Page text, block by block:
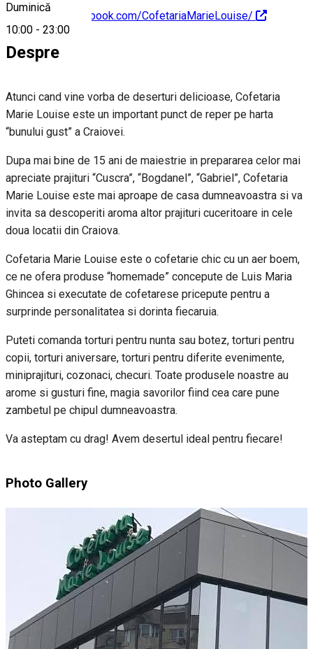
Duminică
10:00 - 23:00
https://www.facebook.com/CofetariaMarieLouise/
Despre
Atunci cand vine vorba de deserturi delicioase, Cofetaria
Marie Louise este un important punct de reper pe harta
“bunului gust” a Craiovei.
Dupa mai bine de 15 ani de maiestrie in prepararea celor mai
apreciate prajituri “Cuscra”, “Bogdanel”, “Gabriel”, Cofetaria
Marie Louise este mai aproape de casa dumneavoastra si va
invita sa descoperiti aroma altor prajituri cuceritoare in cele
doua locatii din Craiova.
Cofetaria Marie Louise este o cofetarie chic cu un aer boem,
ce ne ofera produse “homemade” concepute de Luis Maria
Ghincea si executate de cofetarese pricepute pentru a
surprinde personalitatea si dorinta fiecaruia.
Puteti comanda torturi pentru nunta sau botez, torturi pentru
copii, torturi aniversare, torturi pentru diferite evenimente,
miniprajituri, cozonaci, checuri. Toate produsele noastre au
arome si gusturi fine, magia savorilor fiind cea care pune
zambetul pe chipul dumneavoastra.
Va asteptam cu drag! Avem desertul ideal pentru fiecare!
Photo Gallery